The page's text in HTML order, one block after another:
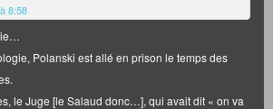
8:58
Polanski est allé en prison le temps des
le Juge [le Salaud donc…], qui avait dit « on va